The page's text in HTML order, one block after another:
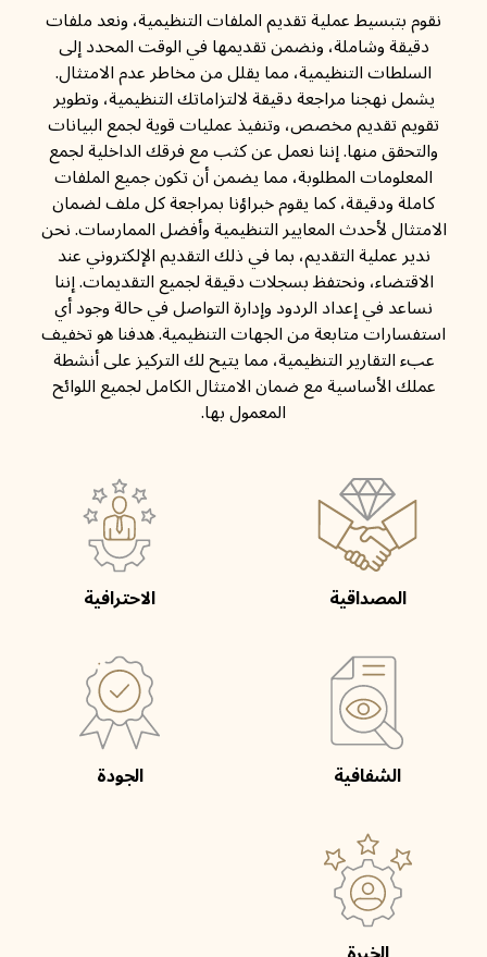
نقوم بتبسيط عملية تقديم الملفات التنظيمية، ونعد ملفات
دقيقة وشاملة، ونضمن تقديمها في الوقت المحدد إلى
السلطات التنظيمية، مما يقلل من مخاطر عدم الامتثال.
يشمل نهجنا مراجعة دقيقة لالتزاماتك التنظيمية، وتطوير
تقويم تقديم مخصص، وتنفيذ عمليات قوية لجمع البيانات
والتحقق منها. إننا نعمل عن كثب مع فرقك الداخلية لجمع
المعلومات المطلوبة، مما يضمن أن تكون جميع الملفات
كاملة ودقيقة، كما يقوم خبراؤنا بمراجعة كل ملف لضمان
الامتثال لأحدث المعايير التنظيمية وأفضل الممارسات. نحن
ندير عملية التقديم، بما في ذلك التقديم الإلكتروني عند
الاقتضاء، ونحتفظ بسجلات دقيقة لجميع التقديمات. إننا
نساعد في إعداد الردود وإدارة التواصل في حالة وجود أي
استفسارات متابعة من الجهات التنظيمية. هدفنا هو تخفيف
عبء التقارير التنظيمية، مما يتيح لك التركيز على أنشطة
عملك الأساسية مع ضمان الامتثال الكامل لجميع اللوائح
المعمول بها.
المصداقية الاحترافية
الشفافية الجودة